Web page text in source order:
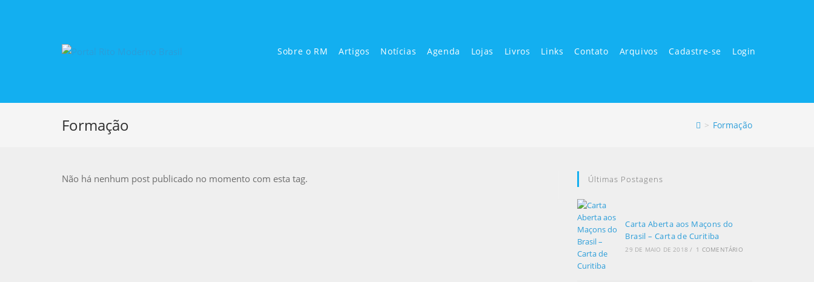
Sobre o RM Artigos Notícias Agenda Lojas Livros Links Contato Arquivos Cadastre-se Login
Formação > Formação
Não há nenhum post publicado no momento com esta tag. Últimas Postagens
Carta Aberta aos Maçons do
Brasil – Carta de Curitiba
29 DE MAIO DE 2018 / 1 COMENTÁRIO